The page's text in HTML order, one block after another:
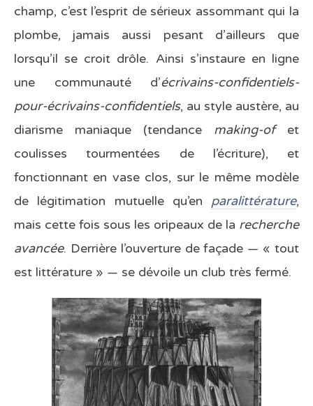
champ, c’est l’esprit de sérieux assommant qui la
plombe, jamais aussi pesant d’ailleurs que
lorsqu’il se croit drôle. Ainsi s’instaure en ligne
une communauté d’écrivains-confidentiels-
pour-écrivains-confidentiels, au style austère, au
diarisme maniaque (tendance making-of et
coulisses tourmentées de l’écriture), et
fonctionnant en vase clos, sur le même modèle
de légitimation mutuelle qu’en paralittérature,
mais cette fois sous les oripeaux de la recherche
avancée. Derrière l’ouverture de façade — « tout
est littérature » — se dévoile un club très fermé.